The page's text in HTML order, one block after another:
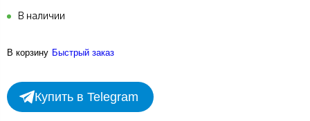
В наличии
В корзину Быстрый заказ
Купить в Telegram